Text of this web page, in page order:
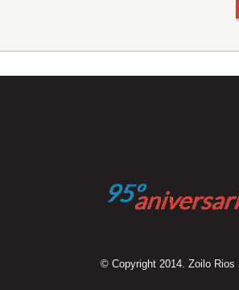
© Copyright 2014. Zoilo Rios